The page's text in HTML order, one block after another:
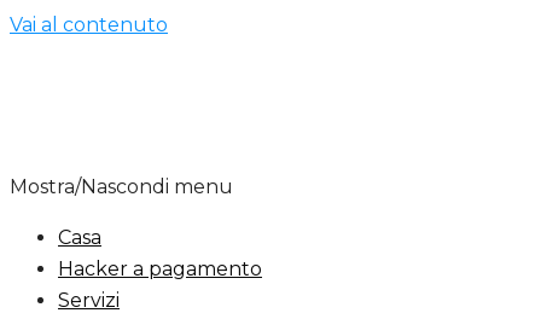
Vai al contenuto
Mostra/Nascondi menu
Casa
Hacker a pagamento
Servizi